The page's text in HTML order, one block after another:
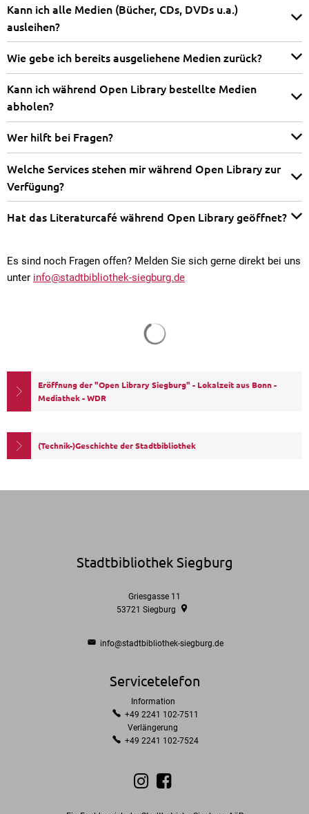
Kann ich alle Medien (Bücher, CDs, DVDs u.a.)
ausleihen?
Wie gebe ich bereits ausgeliehene Medien zurück?
Kann ich während Open Library bestellte Medien
abholen?
Wer hilft bei Fragen?
Welche Services stehen mir während Open Library zur
Verfügung?
Hat das Literaturcafé während Open Library geöffnet?
Es sind noch Fragen offen? Melden Sie sich gerne direkt bei uns
unter info@stadtbibliothek-siegburg.de
Eröffnung der "Open Library Siegburg" - Lokalzeit aus Bonn -
Mediathek - WDR
(Technik-)Geschichte der Stadtbibliothek
Stadtbibliothek Siegburg
Griesgasse 11
53721 Siegburg
info@stadtbibliothek-siegburg.de
Servicetelefon
Information
+49 2241 102-7511
Verlängerung
+49 2241 102-7524